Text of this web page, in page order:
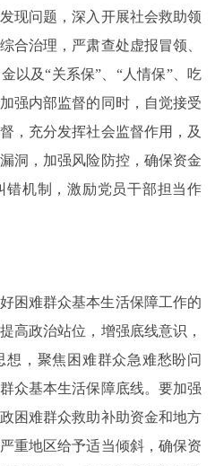
现问题，深入开展社会救助领
合治理，严肃查处虚报冒领、
以及“关系保”、“人情保”、吃
强内部监督的同时，自觉接受
，充分发挥社会监督作用，及
洞，加强风险防控，确保资金
错机制，激励党员干部担当作
困难群众基本生活保障工作的
高政治站位，增强底线意识，
，聚焦困难群众急难愁盼问
众基本生活保障底线。要加强
困难群众救助补助资金和地方
重地区给予适当倾斜，确保资